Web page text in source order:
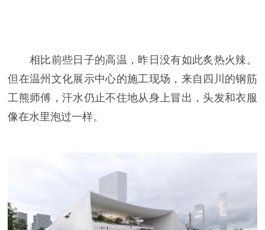
相比前些日子的高温，昨日没有如此炙热火辣。
但在温州文化展示中心的施工现场，来自四川的钢筋
工熊师傅，汗水仍止不住地从身上冒出，头发和衣服
像在水里泡过一样。